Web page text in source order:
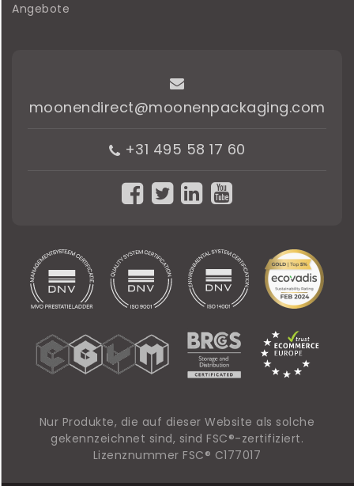
Angebote
moonendirect@moonenpackaging.com
+31 495 58 17 60
Nur Produkte, die auf dieser Website als solche
gekennzeichnet sind, sind FSC®-zertifiziert.
Lizenznummer FSC® C177017